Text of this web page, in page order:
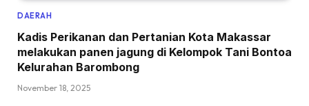
DAERAH
Kadis Perikanan dan Pertanian Kota Makassar
melakukan panen jagung di Kelompok Tani Bontoa
Kelurahan Barombong
November 18, 2025